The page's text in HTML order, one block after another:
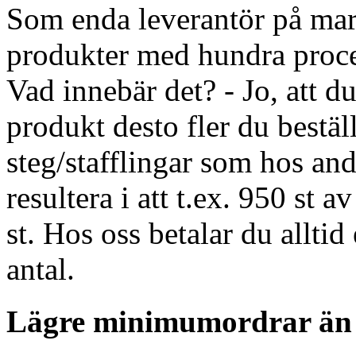
Som enda leverantör på
produkter med hundra
Vad innebär det? - Jo, att
produkt desto fler du
steg/stafflingar som hos
resultera i att t.ex. 950 st
st. Hos oss betalar du
antal.
Lägre minimumordrar